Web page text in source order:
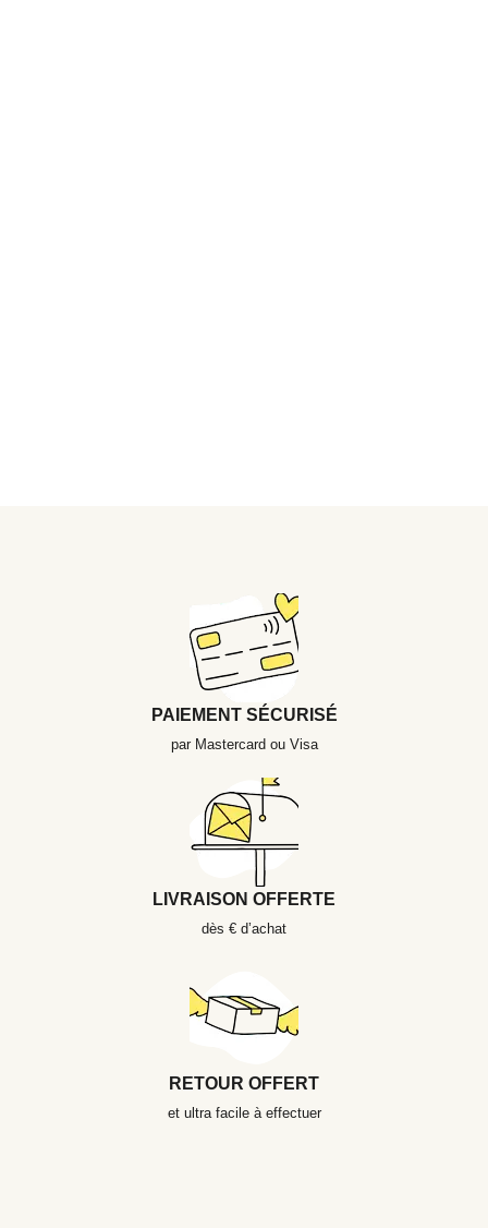
PAIEMENT SÉCURISÉ
par Mastercard ou Visa
LIVRAISON OFFERTE
dès € d’achat
RETOUR OFFERT
et ultra facile à effectuer